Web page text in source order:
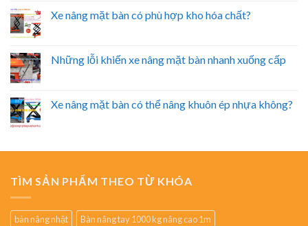
Xe nâng mặt bàn có phù hợp kho hóa chất?
Những lỗi khiến xe nâng mặt bàn nhanh xuống cấp
Xe nâng mặt bàn có thể nâng khuôn ép nhựa không?
TÌM SẢN PHẨM THEO TỪ KHÓA
bàn nâng nhật
Bàn nâng tay 1000 kg nâng cao 1m